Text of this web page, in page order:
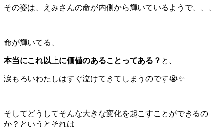
その姿は、えみさんの命が内側から輝いているようで、、、
命が輝いてる、
本当にこれ以上に価値のあることってある？ と、
涙もろいわたしはすぐ泣けてきてしまうのです😭✨
そしてどうしてそんな大きな変化を起こすことができるの
か？というとそれは